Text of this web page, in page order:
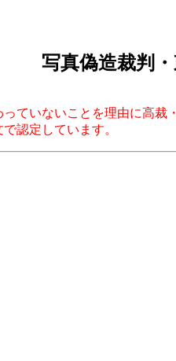
写真偽造裁判
ていないことを理由に高
認定しています。